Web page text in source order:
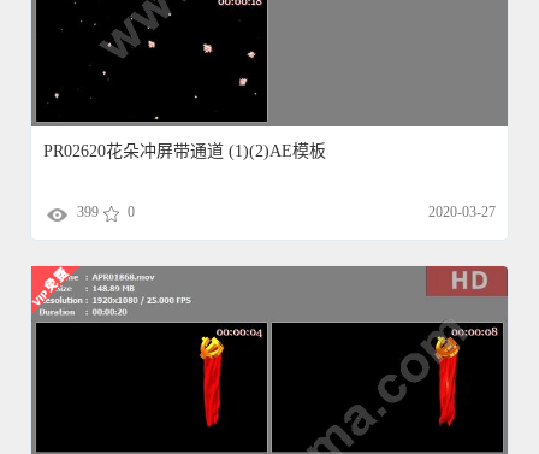
PR02620花朵冲屏带通道 (1)(2)AE模板
399 0 2020-03-27